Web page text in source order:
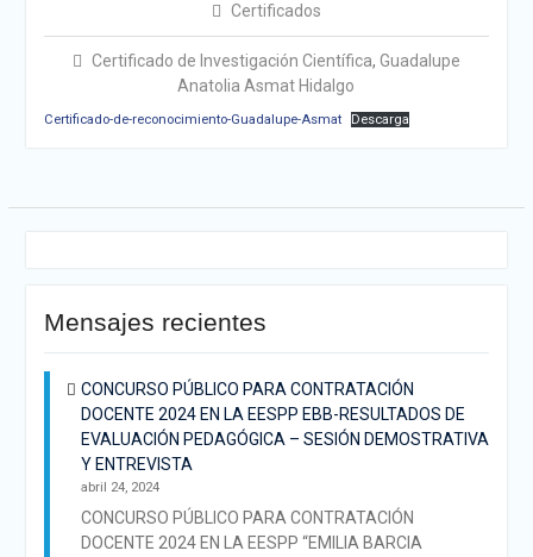
Certificados
Certificado de Investigación Científica, Guadalupe
Anatolia Asmat Hidalgo
Certificado-de-reconocimiento-Guadalupe-Asmat Descarga
Mensajes recientes
CONCURSO PÚBLICO PARA CONTRATACIÓN
DOCENTE 2024 EN LA EESPP EBB-RESULTADOS DE
EVALUACIÓN PEDAGÓGICA – SESIÓN DEMOSTRATIVA
Y ENTREVISTA
abril 24, 2024
CONCURSO PÚBLICO PARA CONTRATACIÓN
DOCENTE 2024 EN LA EESPP “EMILIA BARCIA